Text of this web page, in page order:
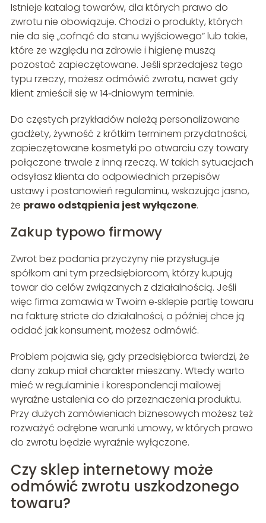
Istnieje katalog towarów, dla których prawo do
zwrotu nie obowiązuje. Chodzi o produkty, których
nie da się „cofnąć do stanu wyjściowego” lub takie,
które ze względu na zdrowie i higienę muszą
pozostać zapieczętowane. Jeśli sprzedajesz tego
typu rzeczy, możesz odmówić zwrotu, nawet gdy
klient zmieścił się w 14‑dniowym terminie.
Do częstych przykładów należą personalizowane
gadżety, żywność z krótkim terminem przydatności,
zapieczętowane kosmetyki po otwarciu czy towary
połączone trwale z inną rzeczą. W takich sytuacjach
odsyłasz klienta do odpowiednich przepisów
ustawy i postanowień regulaminu, wskazując jasno,
że prawo odstąpienia jest wyłączone.
Zakup typowo firmowy
Zwrot bez podania przyczyny nie przysługuje
spółkom ani tym przedsiębiorcom, którzy kupują
towar do celów związanych z działalnością. Jeśli
więc firma zamawia w Twoim e‑sklepie partię towaru
na fakturę stricte do działalności, a później chce ją
oddać jak konsument, możesz odmówić.
Problem pojawia się, gdy przedsiębiorca twierdzi, że
dany zakup miał charakter mieszany. Wtedy warto
mieć w regulaminie i korespondencji mailowej
wyraźne ustalenia co do przeznaczenia produktu.
Przy dużych zamówieniach biznesowych możesz też
rozważyć odrębne warunki umowy, w których prawo
do zwrotu będzie wyraźnie wyłączone.
Czy sklep internetowy może
odmówić zwrotu uszkodzonego
towaru?